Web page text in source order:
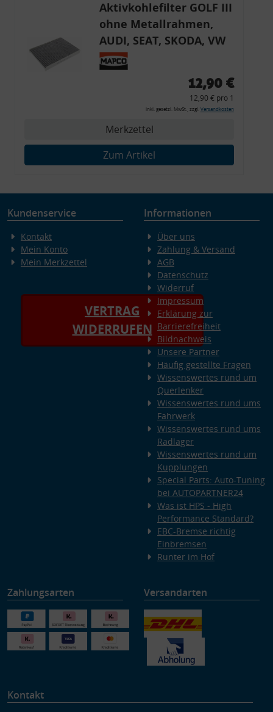
Aktivkohlefilter GOLF III
ohne Metallrahmen,
AUDI, SEAT, SKODA, VW
12,90 €
12,90 € pro 1
inkl. gesetzl. MwSt., zzgl. Versandkosten
Merkzettel
Zum Artikel
Kundenservice
Kontakt
Mein Konto
Mein Merkzettel
VERTRAG
WIDERRUFEN
Informationen
Über uns
Zahlung & Versand
AGB
Datenschutz
Widerruf
Impressum
Erklärung zur
Barrierefreiheit
Bildnachweis
Unsere Partner
Häufig gestellte Fragen
Wissenswertes rund um
Querlenker
Wissenswertes rund ums
Fahrwerk
Wissenswertes rund ums
Radlager
Wissenswertes rund um
Kupplungen
Special Parts: Auto-Tuning
bei AUTOPARTNER24
Was ist HPS - High
Performance Standard?
EBC-Bremse richtig
Einbremsen
Runter im Hof
Zahlungsarten Versandarten
Kontakt